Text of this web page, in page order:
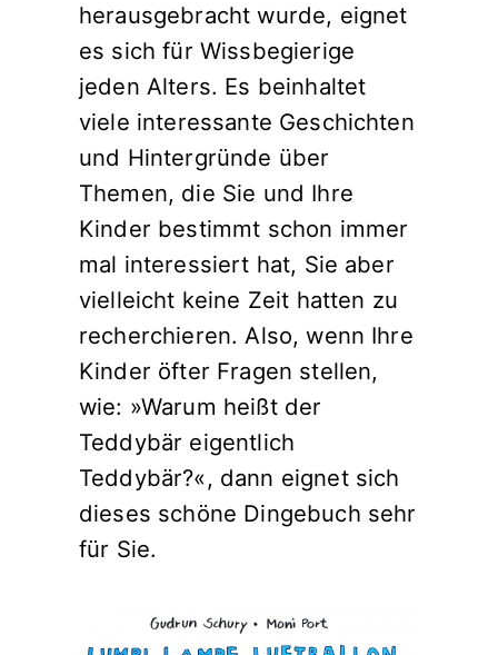
herausgebracht wurde, eignet
es sich für Wissbegierige
jeden Alters. Es beinhaltet
viele interessante Geschichten
und Hintergründe über
Themen, die Sie und Ihre
Kinder bestimmt schon immer
mal interessiert hat, Sie aber
vielleicht keine Zeit hatten zu
recherchieren. Also, wenn Ihre
Kinder öfter Fragen stellen,
wie: »Warum heißt der
Teddybär eigentlich
Teddybär?«, dann eignet sich
dieses schöne Dingebuch sehr
für Sie.